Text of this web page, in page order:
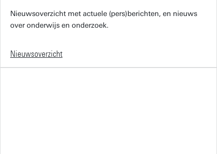
Nieuwsoverzicht met actuele (pers)berichten, en nieuws
over onderwijs en onderzoek.
Nieuwsoverzicht